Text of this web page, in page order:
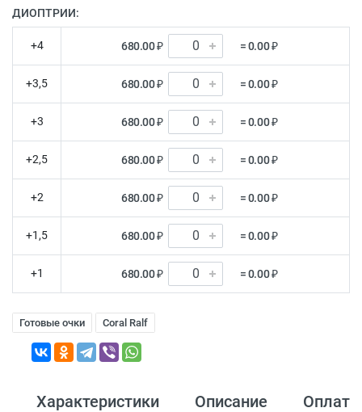
ДИОПТРИИ:
+4 680.00 ₽ = 0.00 ₽
+3,5 680.00 ₽ = 0.00 ₽
+3 680.00 ₽ = 0.00 ₽
+2,5 680.00 ₽ = 0.00 ₽
+2 680.00 ₽ = 0.00 ₽
+1,5 680.00 ₽ = 0.00 ₽
+1 680.00 ₽ = 0.00 ₽
Готовые очки Coral Ralf
Характеристики Описание Оплата